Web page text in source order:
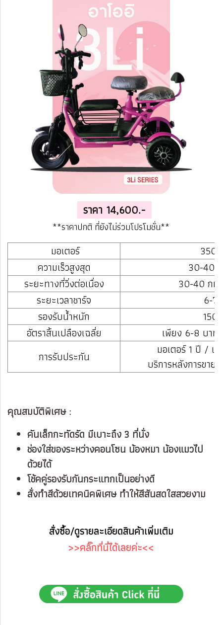
ราคา 14,600.-
**ราคาปกติ ที่ยังไม่ร่วมโปรโมชั่น**
มอเตอร์
350
ความเร็วสูงสุด
30-40
ระยะทางที่วิ่งต่อเนื่อง
30-40 กม
ระยะเวลาชาร์จ
6-7
รองรับน้ำหนัก
150
อัตราสิ้นเปลืองเฉลี่ย
เพียง 6-8 บาท
การรับประกัน
มอเตอร์ 1 ปี / แ
บริการหลังการขาย
คุณสมบัติพิเศษ :
คันเล็กกะทัดรัด มีเบาะถึง 3 ที่นั่ง
ช่องใส่ของระหว่างคอนโซน น้องหมา น้องแมวไป
ด้วยได้
โช้คคู่รองรับกันกระแทกเป็นอย่างดี
สั่งทำสีด้วยเทคนิคพิเศษ ทำให้สีสันสดใสสวยงาม
สั่งซื้อ/ดูรายละเอียดสินค้าเพิ่มเติม
>>คลิ๊กที่นี่ได้เลยค่ะ<<